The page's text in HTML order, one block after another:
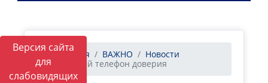
Версия сайта
для
слабовидящих
Главная ВАЖНО
Новости
Детский телефон доверия